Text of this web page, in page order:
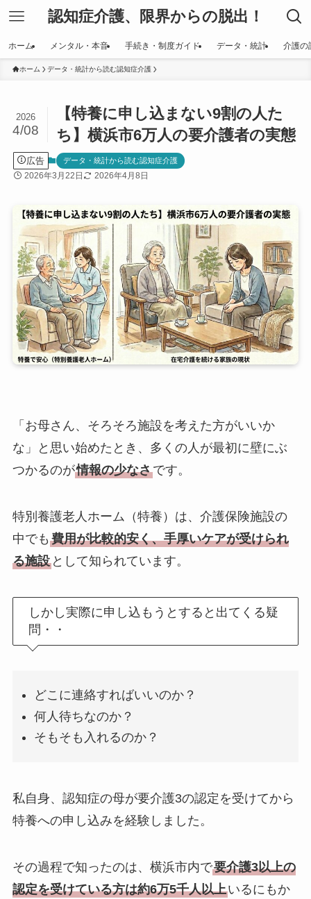
認知症介護、限界からの脱出！
ホーム メンタル・本音 手続き・制度ガイド データ・統計 介護の
ホーム データ・統計から読む認知症介護
【特養に申し込まない9割の人た
ち】横浜市6万人の要介護者の実態
2026
4/08
広告 データ・統計から読む認知症介護
2026年3月22日 2026年4月8日
「お母さん、そろそろ施設を考えた方がいいか
な」と思い始めたとき、多くの人が最初に壁にぶ
つかるのが情報の少なさです。
特別養護老人ホーム（特養）は、介護保険施設の
中でも 費用が比較的安く、手厚いケアが受けられ
る施設として知られています。
しかし実際に申し込もうとすると出てくる疑
問・・
どこに連絡すればいいのか？
何人待ちなのか？
そもそも入れるのか？
私自身、認知症の母が要介護3の認定を受けてから
特養への申し込みを経験しました。
その過程で知ったのは、横浜市内で要介護3以上の
認定を受けている方は約6万5千人以上いるにもか